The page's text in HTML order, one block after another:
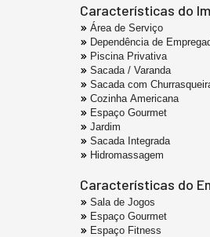
Características do
Área de Serviço
Dependência de
Piscina Privativa
Sacada / Varanda
Sacada com
Cozinha Americana
Espaço Gourmet
Jardim
Sacada Integrada
Hidromassagem
Características do
Sala de Jogos
Espaço Gourmet
Espaço Fitness